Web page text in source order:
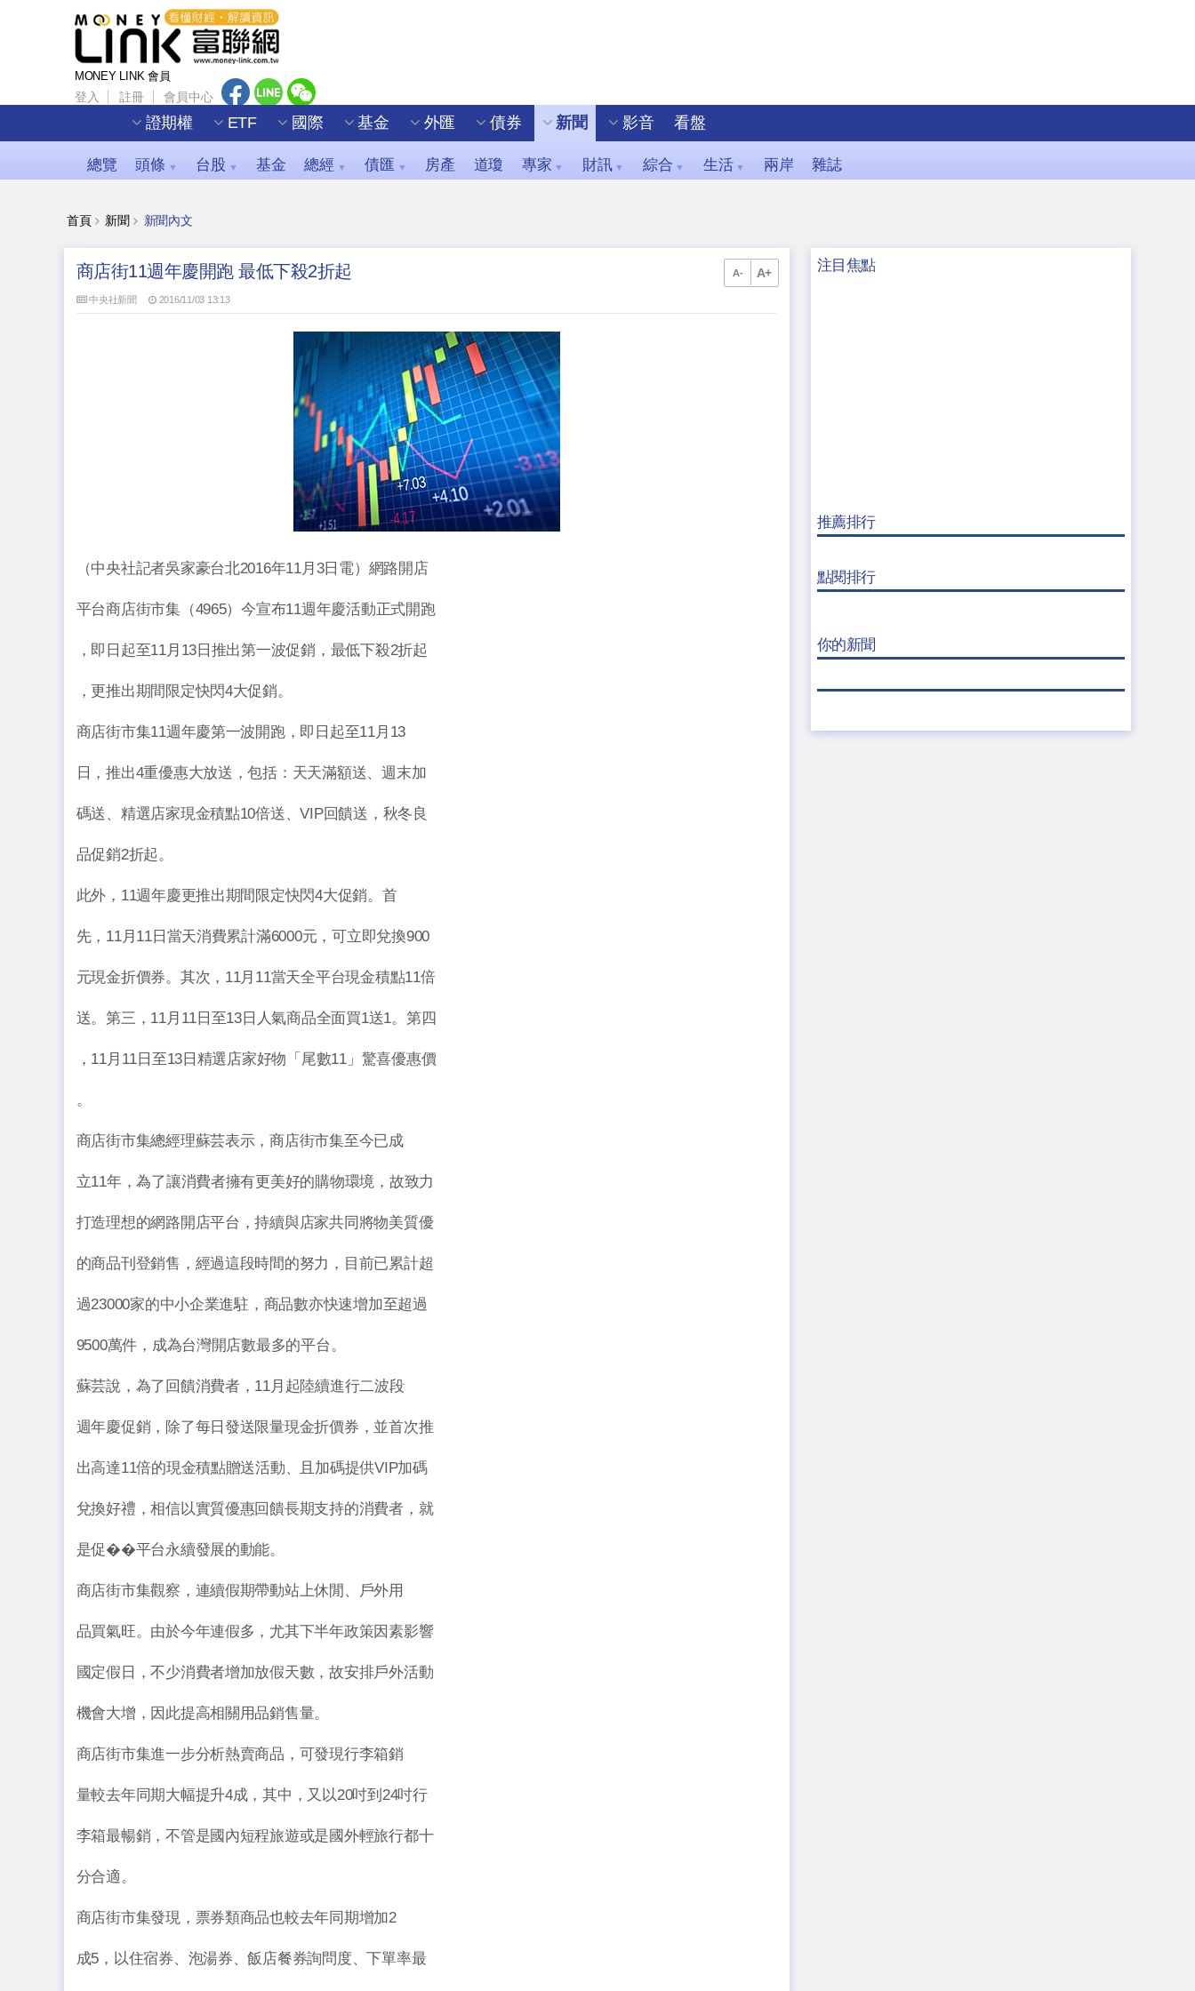
MONEY LINK 會員
登入 註冊 會員中心
證期權 ETF 國際 基金 外匯 債券 新聞 影音 看盤
總覽 頭條 ▼ 台股 ▼ 基金 總經 ▼ 債匯 ▼ 房產 道瓊 專家 ▼ 財訊 ▼ 綜合 ▼ 生活 ▼ 兩岸 雜誌
首頁 新聞 新聞內文
A- A+
商店街11週年慶開跑 最低下殺2折起
中央社新聞 2016/11/03 13:13
（中央社記者吳家豪台北2016年11月3日電）網路開店
平台商店街市集（4965）今宣布11週年慶活動正式開跑
，即日起至11月13日推出第一波促銷，最低下殺2折起
，更推出期間限定快閃4大促銷。
商店街市集11週年慶第一波開跑，即日起至11月13
日，推出4重優惠大放送，包括：天天滿額送、週末加
碼送、精選店家現金積點10倍送、VIP回饋送，秋冬良
品促銷2折起。
此外，11週年慶更推出期間限定快閃4大促銷。首
先，11月11日當天消費累計滿6000元，可立即兌換900
元現金折價券。其次，11月11當天全平台現金積點11倍
送。第三，11月11日至13日人氣商品全面買1送1。第四
，11月11日至13日精選店家好物「尾數11」驚喜優惠價
。
商店街市集總經理蘇芸表示，商店街市集至今已成
立11年，為了讓消費者擁有更美好的購物環境，故致力
打造理想的網路開店平台，持續與店家共同將物美質優
的商品刊登銷售，經過這段時間的努力，目前已累計超
過23000家的中小企業進駐，商品數亦快速增加至超過
9500萬件，成為台灣開店數最多的平台。
蘇芸說，為了回饋消費者，11月起陸續進行二波段
週年慶促銷，除了每日發送限量現金折價券，並首次推
出高達11倍的現金積點贈送活動、且加碼提供VIP加碼
兌換好禮，相信以實質優惠回饋長期支持的消費者，就
是促��平台永續發展的動能。
商店街市集觀察，連續假期帶動站上休閒、戶外用
品買氣旺。由於今年連假多，尤其下半年政策因素影響
國定假日，不少消費者增加放假天數，故安排戶外活動
機會大增，因此提高相關用品銷售量。
商店街市集進一步分析熱賣商品，可發現行李箱銷
量較去年同期大幅提升4成，其中，又以20吋到24吋行
李箱最暢銷，不管是國內短程旅遊或是國外輕旅行都十
分合適。
商店街市集發現，票券類商品也較去年同期增加2
成5，以住宿券、泡湯券、飯店餐券詢問度、下單率最
注目焦點
推薦排行
點閱排行
你的新聞